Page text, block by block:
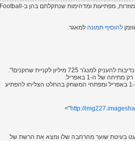
מאגר התמונות באתר מזמין אתכם, גולשי FMisrael, להעלות תמונות מצחיקות, מוזרות, מפתיעות ומדהימות שנתקלתם בהן ב-Football
להוסיף תמונה למאגר.
מיליון לקניית שחקנים!".
של ה-1 באפריל.
גולשים רבים בקהילת המנג'ר הישראלית והעולמית סיפרו שנתקלו בהודעה הזו ב-1 באפריל ומפתחי המשחק בהחלט הצליחו להפתיע
http://
בעט בעיטת שוער מהרחבה שלו ומצא את הרשת של